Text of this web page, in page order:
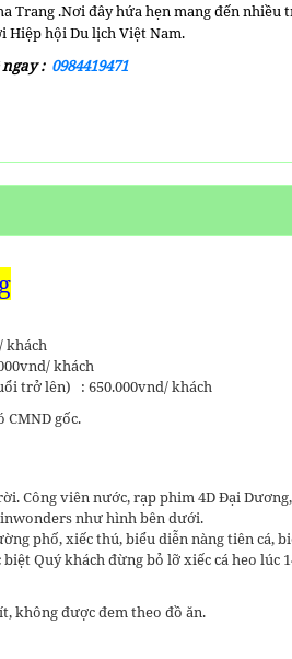
Trang .Nơi đây hứa hẹn mang đến nhiều
Hiệp hội Du lịch Việt Nam.
: 0984419471
khách
khách
trở lên) : 650.000vnd/ khách
gốc.
Công viên nước, rạp phim 4D Đại
như hình bên dưới.
phố, xiếc thú, biểu diễn nàng tiên cá,
Quý khách đừng bỏ lỡ xiếc cá heo lúc
không được đem theo đồ ăn.